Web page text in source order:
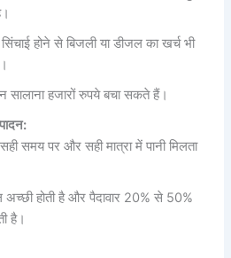
होने से बिजली या डीजल का खर्च भी
सालाना हजारों रुपये बचा सकते हैं।
:
समय पर और सही मात्रा में पानी मिलता
होती है और पैदावार 20% से 50%
है।